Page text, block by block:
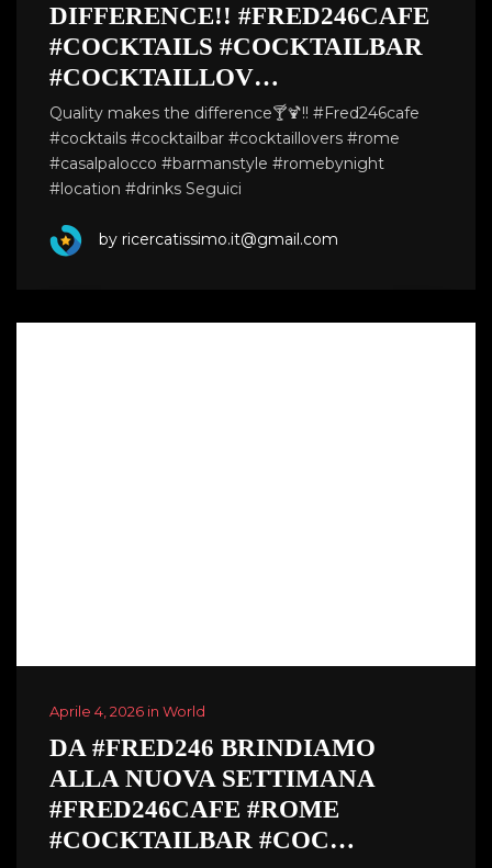
DIFFERENCE!! #FRED246CAFE
#COCKTAILS #COCKTAILBAR
#COCKTAILLOV…
Quality makes the difference🍸🍹!! #Fred246cafe
#cocktails #cocktailbar #cocktaillovers #rome
#casalpalocco #barmanstyle #romebynight
#location #drinks Seguici
by ricercatissimo.it@gmail.com
Aprile 4, 2026 in World
DA #FRED246 BRINDIAMO
ALLA NUOVA SETTIMANA
#FRED246CAFE #ROME
#COCKTAILBAR #COC…